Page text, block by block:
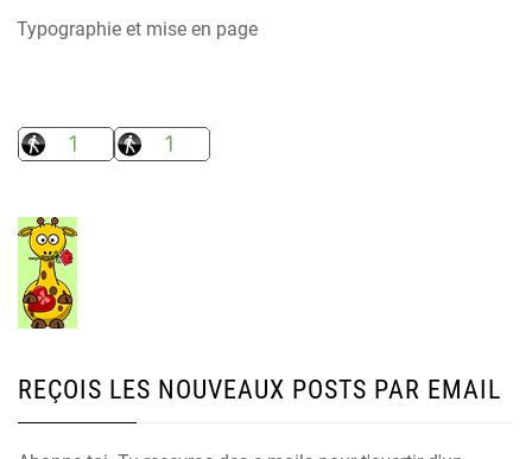
Typographie et mise en page
REÇOIS LES NOUVEAUX POSTS PAR EMAIL